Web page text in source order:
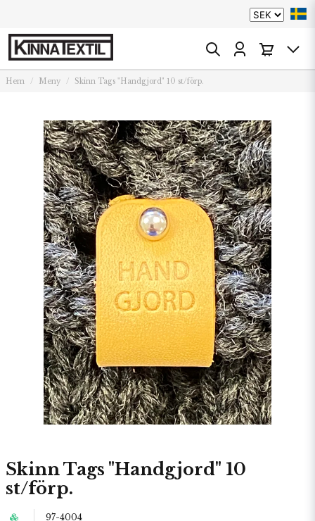
Hem Meny Skinn Tags "Handgjord" 10 st/förp.
Skinn Tags "Handgjord" 10
st/förp.
97-4004